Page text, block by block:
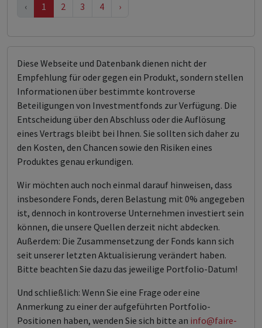
‹ 1 2 3 4 ›
Diese Webseite und Datenbank dienen nicht der
Empfehlung für oder gegen ein Produkt, sondern stellen
Informationen über bestimmte kontroverse
Beteiligungen von Investmentfonds zur Verfügung. Die
Entscheidung über den Abschluss oder die Auflösung
eines Vertrags bleibt bei Ihnen. Sie sollten sich daher zu
den Kosten, den Chancen sowie den Risiken eines
Produktes genau erkundigen.
Wir möchten auch noch einmal darauf hinweisen, dass
insbesondere Fonds, deren Belastung mit 0% angegeben
ist, dennoch in kontroverse Unternehmen investiert sein
können, die unsere Quellen derzeit nicht abdecken.
Außerdem: Die Zusammensetzung der Fonds kann sich
seit unserer letzten Aktualisierung verändert haben.
Bitte beachten Sie dazu das jeweilige Portfolio-Datum!
Und schließlich: Wenn Sie eine Frage oder eine
Anmerkung zu einer der aufgeführten Portfolio-
Positionen haben, wenden Sie sich bitte an info@faire-